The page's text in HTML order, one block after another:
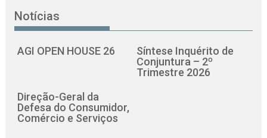
Notícias
AGI OPEN HOUSE 26
Síntese Inquérito de
Conjuntura – 2º
Trimestre 2026
Direção-Geral da
Defesa do Consumidor,
Comércio e Serviços